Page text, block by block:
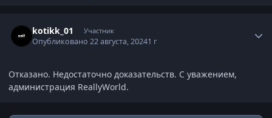
kotikk_01 Участник
Опубликовано22 августа, 20241 г
Отказано. Недостаточно доказательств. С уважением,
администрация ReallyWorld.